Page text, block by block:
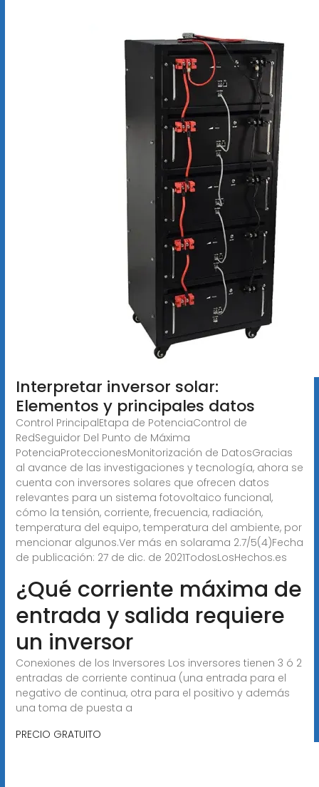
Interpretar inversor solar:
Elementos y principales datos
Control PrincipalEtapa de PotenciaControl de
RedSeguidor Del Punto de Máxima
PotenciaProteccionesMonitorización de DatosGracias
al avance de las investigaciones y tecnología, ahora se
cuenta con inversores solares que ofrecen datos
relevantes para un sistema fotovoltaico funcional,
cómo la tensión, corriente, frecuencia, radiación,
temperatura del equipo, temperatura del ambiente, por
mencionar algunos.Ver más en solarama 2.7/5(4)Fecha
de publicación: 27 de dic. de 2021TodosLosHechos.es
¿Qué corriente máxima de
entrada y salida requiere
un inversor
Conexiones de los Inversores Los inversores tienen 3 ó 2
entradas de corriente continua (una entrada para el
negativo de continua, otra para el positivo y además
una toma de puesta a
PRECIO GRATUITO